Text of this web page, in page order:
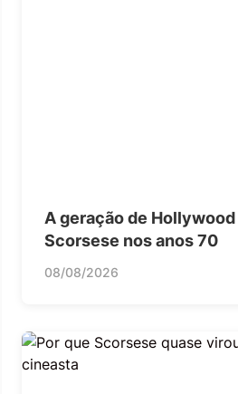
A geração de
Scorsese nos anos 70
08/08/2026